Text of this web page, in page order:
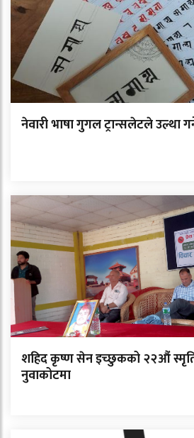
नेवारी भाषा गुगल ट्रान्सलेटले उल्था
शहिद कृष्ण सेन इच्छुकको २२औं
नुवाकोटमा